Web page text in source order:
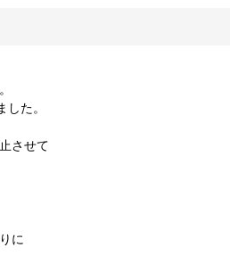
た。
させて
に